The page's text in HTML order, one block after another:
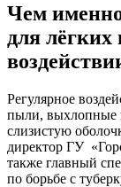
Чем
для лёгких
Регулярное
пыли, выхлопные
слизистую
директор ГУ
также главный
по борьбе с